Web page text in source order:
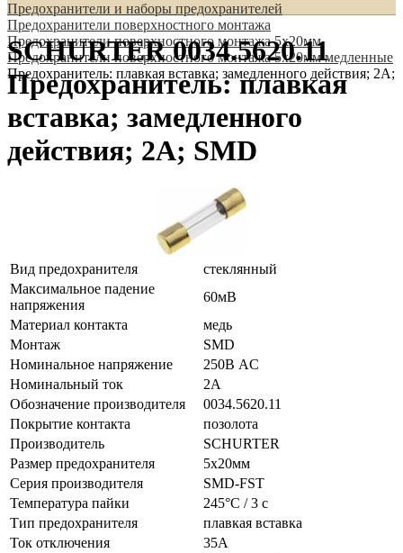
Предохранители и наборы предохранителей
Предохранители поверхностного монтажа
Предохранители поверхностного монтажа 5x20мм
Предохранители поверхностного монтажа 5x20мм медленные
Предохранитель: плавкая вставка; замедленного действия; 2А;
SCHURTER 0034.5620.11
Предохранитель: плавкая
вставка; замедленного
действия; 2А; SMD
Вид предохранителя
стеклянный
Максимальное падение
напряжения
60мВ
Материал контакта
медь
Монтаж
SMD
Номинальное напряжение
250В AC
Номинальный ток
2А
Обозначение производителя
0034.5620.11
Покрытие контакта
позолота
Производитель
SCHURTER
Размер предохранителя
5x20мм
Серия производителя
SMD-FST
Температура пайки
245°C / 3 с
Тип предохранителя
плавкая вставка
Ток отключения
35А